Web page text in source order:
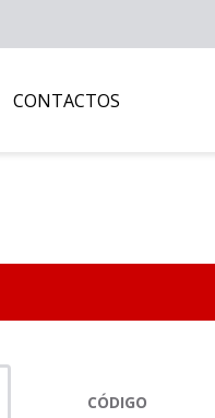
CONTACTOS
CÓDIGO